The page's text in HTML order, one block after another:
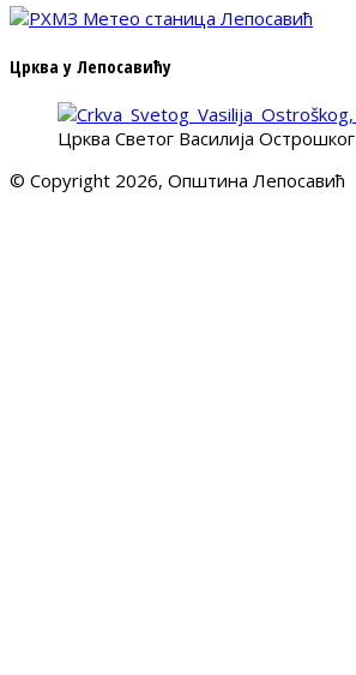
Црква у Лепосавићу
Црква Светог Василија Острошког
© Copyright 2026, Општина Лепосавић